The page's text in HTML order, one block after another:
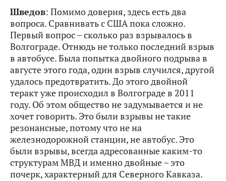
Шведов: Помимо доверия, здесь есть два
вопроса. Сравнивать с США пока сложно.
Первый вопрос – сколько раз взрывалось в
Волгограде. Отнюдь не только последний взрыв
в автобусе. Была попытка двойного подрыва в
августе этого года, один взрыв случился, другой
удалось предотвратить. До этого двойной
теракт уже происходил в Волгограде в 2011
году. Об этом общество не задумывается и не
хочет говорить. Это были взрывы не такие
резонансные, потому что не на
железнодорожной станции, не автобус. Это
были взрывы, всегда адресованные каким-то
структурам МВД и именно двойные – это
почерк, характерный для Северного Кавказа.